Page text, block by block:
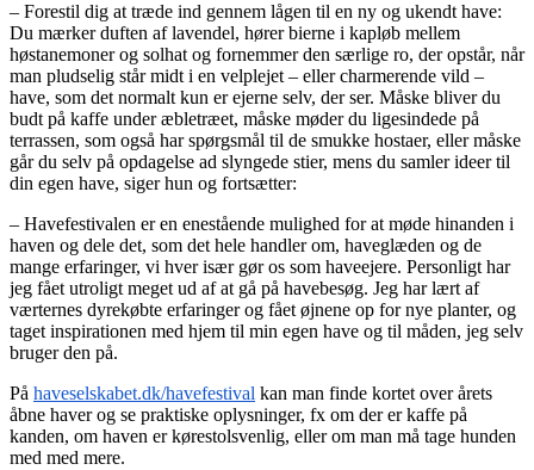
– Forestil dig at træde ind gennem lågen til en ny og ukendt have:
Du mærker duften af lavendel, hører bierne i kapløb mellem
høstanemoner og solhat og fornemmer den særlige ro, der opstår, når
man pludselig står midt i en velplejet – eller charmerende vild –
have, som det normalt kun er ejerne selv, der ser. Måske bliver du
budt på kaffe under æbletræet, måske møder du ligesindede på
terrassen, som også har spørgsmål til de smukke hostaer, eller måske
går du selv på opdagelse ad slyngede stier, mens du samler ideer til
din egen have, siger hun og fortsætter:
– Havefestivalen er en enestående mulighed for at møde hinanden i
haven og dele det, som det hele handler om, haveglæden og de
mange erfaringer, vi hver især gør os som haveejere. Personligt har
jeg fået utroligt meget ud af at gå på havebesøg. Jeg har lært af
værternes dyrekøbte erfaringer og fået øjnene op for nye planter, og
taget inspirationen med hjem til min egen have og til måden, jeg selv
bruger den på.
På haveselskabet.dk/havefestival kan man finde kortet over årets
åbne haver og se praktiske oplysninger, fx om der er kaffe på
kanden, om haven er kørestolsvenlig, eller om man må tage hunden
med med mere.